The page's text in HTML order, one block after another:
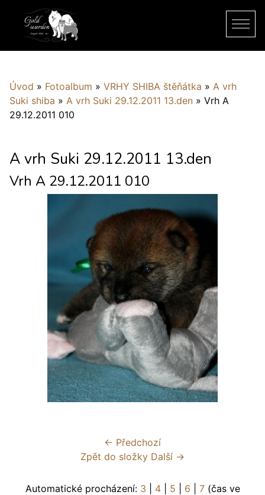
Úvod » Fotoalbum » VRHY SHIBA štěňátka » A vrh
Suki shiba » A vrh Suki 29.12.2011 13.den » Vrh A
29.12.2011 010
A vrh Suki 29.12.2011 13.den
Vrh A 29.12.2011 010
← Předchozí
Zpět do složky Další →
Automatické procházení: 3 4| 5 6 7(čas ve